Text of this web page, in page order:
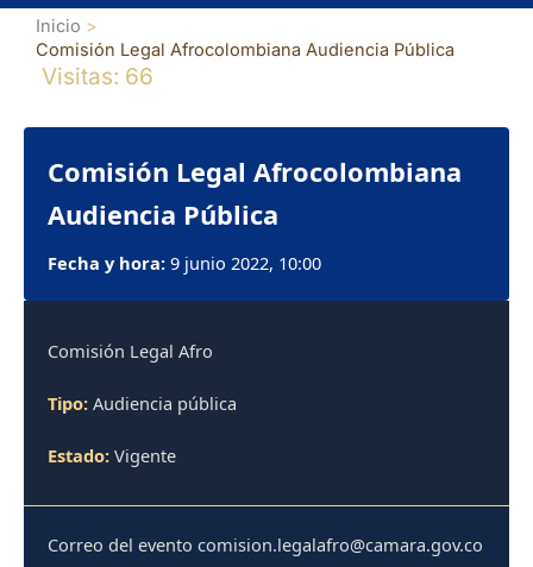
Inicio
Comisión Legal Afrocolombiana Audiencia Pública
Visitas: 66
Comisión Legal Afrocolombiana
Audiencia Pública
Fecha y hora: 9 junio 2022, 10:00
Comisión Legal Afro
Tipo: Audiencia pública
Estado: Vigente
Correo del evento comision.legalafro@camara.gov.co